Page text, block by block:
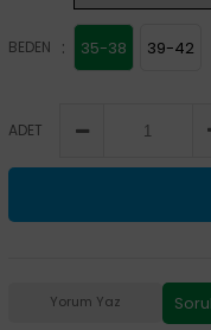
BEDEN : 35-38 39-42
ADET
Yorum Yaz